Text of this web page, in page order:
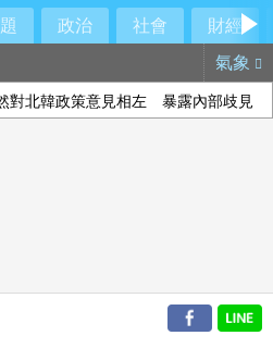
政治 社會
財經
氣象
：立院侵權將採必要憲政作為